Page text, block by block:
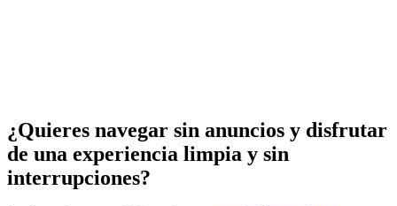
¿Quieres navegar sin anuncios y disfrutar
de una experiencia limpia y sin
interrupciones?